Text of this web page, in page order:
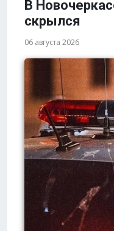
В
скрылся
06 августа 2026